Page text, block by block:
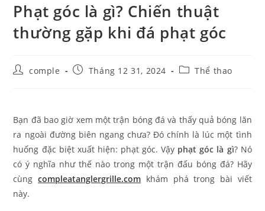
Phạt góc là gì? Chiến thuật
thường gặp khi đá phạt góc
Postcomple
PostTháng 12 31, 2024
PostThể thao
Bạn đã bao giờ xem một trận bóng đá và thấy quả bóng lăn
ra ngoài đường biên ngang chưa? Đó chính là lúc một tình
huống đặc biệt xuất hiện: phạt góc. Vậy phạt góc là gì? Nó
có ý nghĩa như thế nào trong một trận đấu bóng đá? Hãy
cùngcompleatanglergrille.com khám phá trong bài viết
này.